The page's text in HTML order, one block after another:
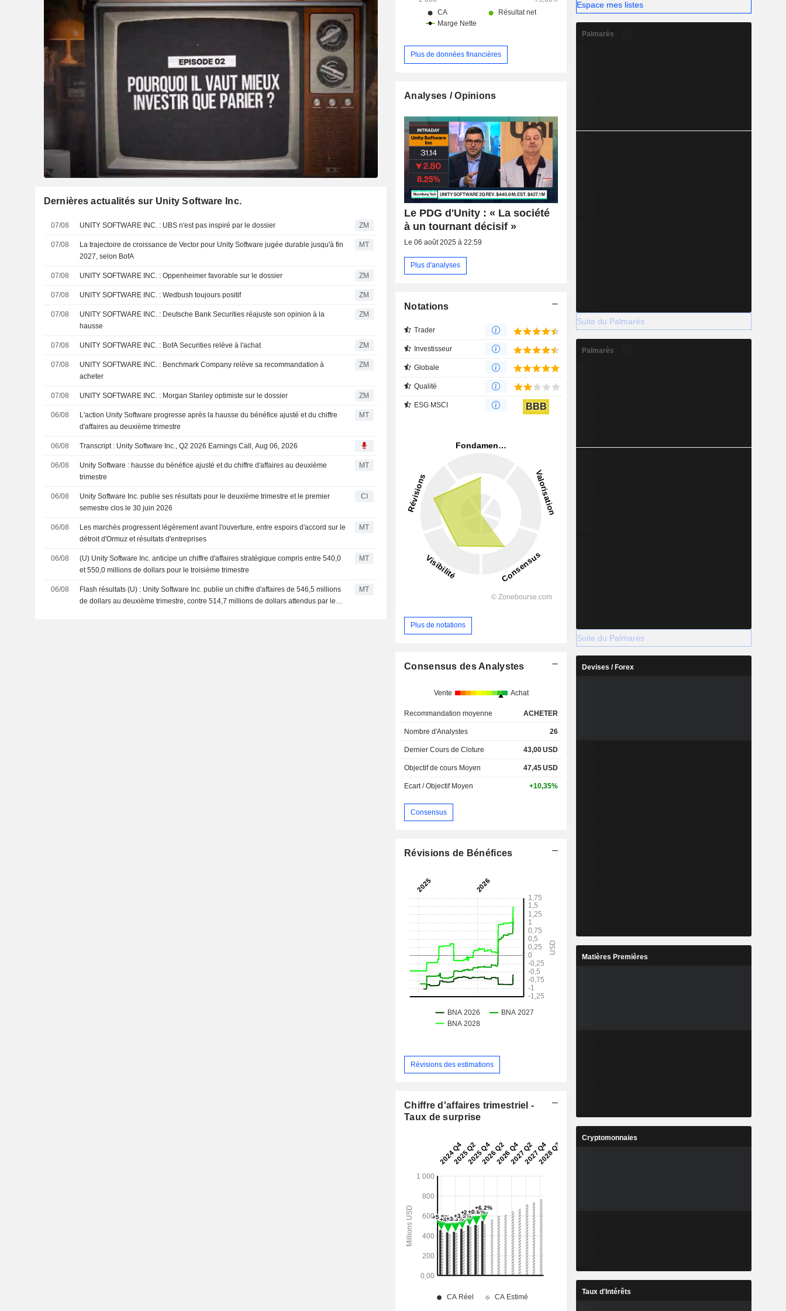
Dernières actualités sur Unity Software Inc.
07/08 UNITY SOFTWARE INC. : UBS n'est pas inspiré par le dossier ZM
07/08
La trajectoire de croissance de Vector pour Unity Software jugée durable jusqu'à fin
2027, selon BofA
MT
07/08 UNITY SOFTWARE INC. : Oppenheimer favorable sur le dossier ZM
07/08 UNITY SOFTWARE INC. : Wedbush toujours positif ZM
07/08
UNITY SOFTWARE INC. : Deutsche Bank Securities réajuste son opinion à la
hausse
ZM
07/08 UNITY SOFTWARE INC. : BofA Securities relève à l'achat ZM
07/08
UNITY SOFTWARE INC. : Benchmark Company relève sa recommandation à
acheter
ZM
07/08 UNITY SOFTWARE INC. : Morgan Stanley optimiste sur le dossier ZM
06/08
L'action Unity Software progresse après la hausse du bénéfice ajusté et du chiffre
d'affaires au deuxième trimestre
MT
06/08 Transcript : Unity Software Inc., Q2 2026 Earnings Call, Aug 06, 2026
06/08
Unity Software : hausse du bénéfice ajusté et du chiffre d'affaires au deuxième
trimestre
MT
06/08
Unity Software Inc. publie ses résultats pour le deuxième trimestre et le premier
semestre clos le 30 juin 2026
CI
06/08
Les marchés progressent légèrement avant l'ouverture, entre espoirs d'accord sur le
détroit d'Ormuz et résultats d'entreprises
MT
06/08
(U) Unity Software Inc. anticipe un chiffre d'affaires stratégique compris entre 540,0
et 550,0 millions de dollars pour le troisième trimestre
MT
06/08
Flash résultats (U) : Unity Software Inc. publie un chiffre d'affaires de 546,5 millions
de dollars au deuxième trimestre, contre 514,7 millions de dollars attendus par le
MT
contenus interactifs en 3D.
Plus de données financières
Analyses / Opinions
Le PDG d'Unity : « La société
à un tournant décisif »
Le 06 août 2025 à 22:59
Plus d'analyses
Notations
Trader
Investisseur
Globale
Qualité
ESG MSCI BBB
Plus de notations
Consensus des Analystes
Vente Achat
Recommandation moyenne ACHETER
Nombre d'Analystes 26
Dernier Cours de Cloture 43,00USD
Objectif de cours Moyen 47,45USD
Ecart / Objectif Moyen +10,35%
Consensus
Révisions de Bénéfices
Révisions des estimations
Chiffre d'affaires trimestriel -
Taux de surprise
Espace mes listes
Palmarès
Suite du Palmarès
Palmarès
Suite du Palmarès
Devises / Forex
Matières Premières
Cryptomonnaies
Taux d'Intérêts